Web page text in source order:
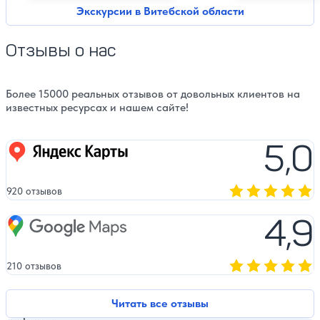
Экскурсии в Витебской области
Отзывы о нас
Более 15000 реальных отзывов от довольных клиентов на
известных ресурсах и нашем сайте!
Читать все отзывы
Яндекс карты 5,0
920 отзывов
Google Maps 4,9
210 отзывов